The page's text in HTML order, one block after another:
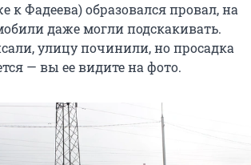
к Фадеева) образовался провал, на
даже могли подскакивать.
улицу починили, но просадка
— вы ее видите на фото.